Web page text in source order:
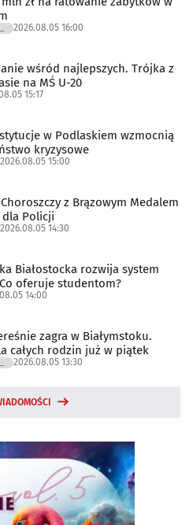
2026.08.05 16:00
wśród najlepszych. Trójka z
na MŚ U-20
15:17
w Podlaskiem wzmocnią
kryzysowe
2026.08.05 15:00
z Brązowym Medalem
dla Policji
2026.08.05 14:30
Białostocka rozwija system
oferuje studentom?
14:00
zagra w Białymstoku.
całych rodzin już w piątek
2026.08.05 13:30